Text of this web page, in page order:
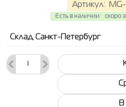
Артикул:
Есть в наличии: скоро
Склад Санкт-Петербург
В